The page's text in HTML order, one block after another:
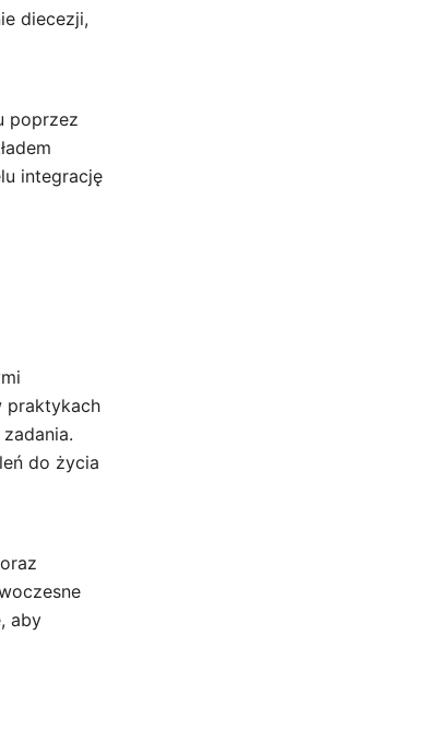
diecezji,
poprzez
integrację
praktykach
do życia
aby